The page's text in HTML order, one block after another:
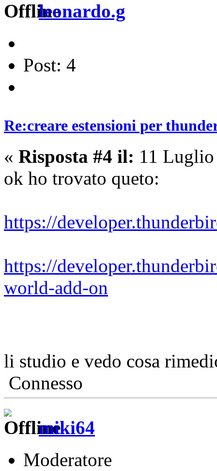
leonardo.g
Post: 4
Re:creare estensioni per
« Risposta #4 il: 11
ok ho trovato queto:
https://
https://
world-add-on
li studio e vedo cosa
Connesso
miki64
Moderatore